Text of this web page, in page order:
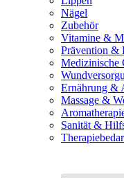
Nägel
Zubehör
Vitamine &
Prävention &
Medizinische
Ernährung &
Massage &
Sanität &